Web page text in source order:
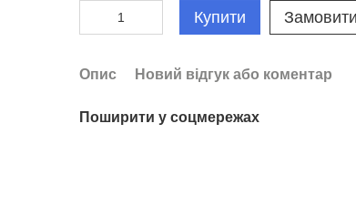
Купити
Опис Новий відгук або коментар
Поширити у соцмережах